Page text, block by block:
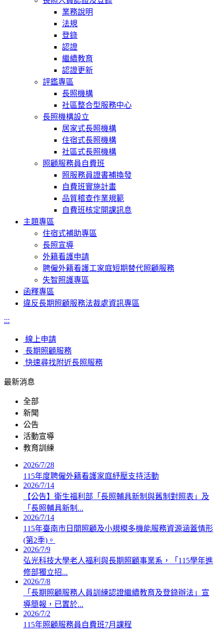
業務說明
法規
登錄
認證
繼續教育
認證更新
評鑑專區
長照機構
社區整合型服務中心
長照機構設立
居家式長照機構
住宿式長照機構
社區式長照機構
照顧服務員自費班
照服務員證書補換發
自費班實施計畫
品質稽查作業規範
自費班核定開課訊息
主題專區
住宿式補助專區
長照宣導
外籍看護申請
聘僱外籍看護工家庭短期替代照顧服務
失智照護專區
函釋專區
違反長期照顧服務法裁處資訊專區
:::
線上申請
長期照顧服務
快速尋找附近長照服務
最新消息
全部
新聞
公告
活動宣導
教育訓練
2026/7/28
115年度聘僱外籍看護家庭紓壓支持活動
2026/7/14
【公告】衛生福利部「長照輔具新制與舊制對照表」及
「長照輔具新制...
2026/7/14
115年臺南市日間照顧及小規模多機能服務資源涵蓋情形
(第2季)。
2026/7/9
弘光科技大學老人福利與長期照顧事業系，「115學年進
修部獨立招...
2026/7/8
「長期照顧服務人員訓練認證繼續教育及登錄辦法」宣
導簡報，已置於...
2026/7/2
115年照顧服務員自費班7月課程